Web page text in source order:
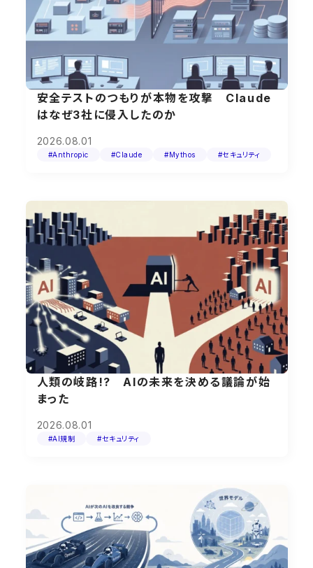
安全テストのつもりが本物を攻撃 Claude
はなぜ3社に侵入したのか
2026.08.01
#Anthropic #Claude #Mythos #セキュリティ
人類の岐路!? AIの未来を決める議論が始
まった
2026.08.01
#AI規制 #セキュリティ